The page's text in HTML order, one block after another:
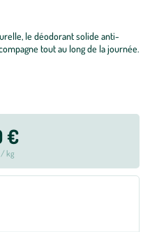
le déodorant solide anti-
tout au long de la journée.
€
/ kg